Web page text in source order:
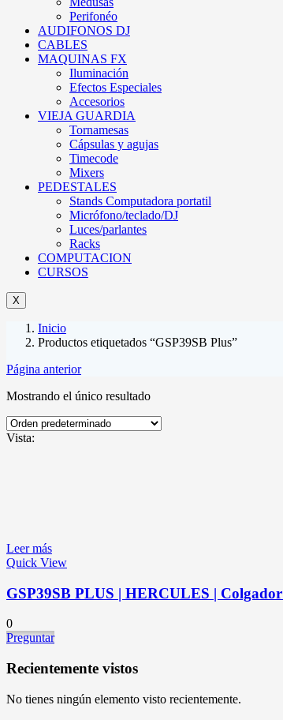
Perifonéo
AUDIFONOS DJ
CABLES
MAQUINAS FX
Iluminación
Efectos Especiales
Accesorios
VIEJA GUARDIA
Tornamesas
Cápsulas y agujas
Timecode
Mixers
PEDESTALES
Stands Computadora portatil
Micrófono/teclado/DJ
Luces/parlantes
Racks
COMPUTACION
CURSOS
X
Inicio
Productos etiquetados “GSP39SB Plus”
Página anterior
Mostrando el único resultado
Vista:
Leer más
Quick View
GSP39SB PLUS | HERCULES |
0
Preguntar
Recientemente vistos
No tienes ningún elemento visto recientemente.